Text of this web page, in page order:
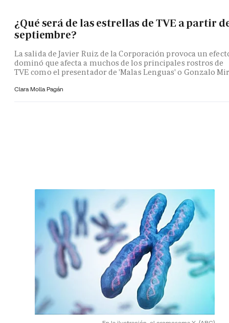
¿Qué será de las estrellas de TVE a partir
septiembre?
La salida de Javier Ruiz de la Corporación provoca un
dominó que afecta a muchos de los principales rostros de
TVE como el presentador de 'Malas Lenguas' o Gonzalo
Clara Molla Pagán